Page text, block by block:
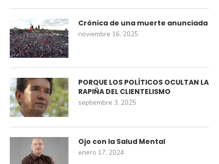
Crónica de una muerte anunciada
noviembre 16, 2025
PORQUE LOS POLÍTICOS OCULTAN LA
RAPIÑA DEL CLIENTELISMO
septiembre 3, 2025
Ojo con la Salud Mental
enero 17, 2024